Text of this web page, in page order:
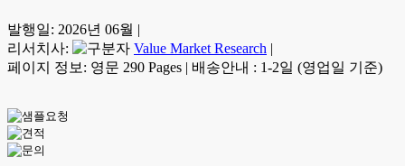
발행일: 2026년 06월 |
리서치사:
Value Market Research |
페이지 정보: 영문 290 Pages | 배송안내 : 1-2일 (영업일 기준)